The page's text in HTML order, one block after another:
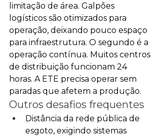
limitação de área. Galpões
logísticos são otimizados para
operação, deixando pouco espaço
para infraestrutura. O segundo é a
operação contínua. Muitos centros
de distribuição funcionam 24
horas. A ETE precisa operar sem
paradas que afetem a produção.
Outros desafios frequentes
Distância da rede pública de
esgoto, exigindo sistemas